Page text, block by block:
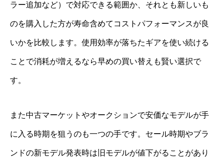
ラー追加など）で対応できる範囲か、それとも新しいも
のを購入した方が寿命含めてコストパフォーマンスが良
いかを比較します。使用効率が落ちたギアを使い続ける
ことで消耗が増えるなら早めの買い替えも賢い選択で
す。
また中古マーケットやオークションで安価なモデルが手
に入る時期を狙うのも一つの手です。セール時期やブラ
ンドの新モデル発表時は旧モデルが値下がることがあり